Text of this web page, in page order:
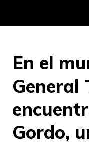
En el
General
Gordo,